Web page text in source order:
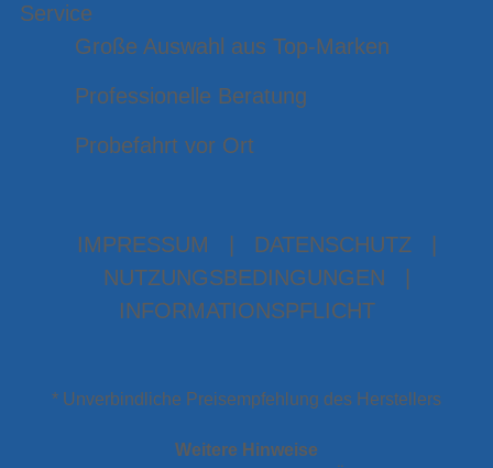
Service
Große Auswahl aus Top-Marken
Professionelle Beratung
Probefahrt vor Ort
IMPRESSUM DATENSCHUTZ
NUTZUNGSBEDINGUNGEN
INFORMATIONSPFLICHT
* Unverbindliche Preisempfehlung des Herstellers
Weitere Hinweise